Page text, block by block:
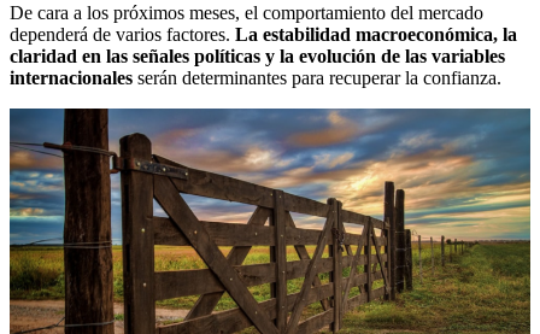
De cara a los próximos meses, el comportamiento del mercado
dependerá de varios factores. La estabilidad macroeconómica, la
claridad en las señales políticas y la evolución de las variables
internacionales serán determinantes para recuperar la confianza.